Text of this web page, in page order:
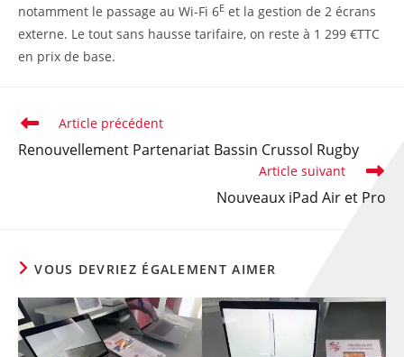
notamment le passage au Wi-Fi 6E et la gestion de 2 écrans
externe. Le tout sans hausse tarifaire, on reste à 1 299 €TTC
en prix de base.
Article précédent
Renouvellement Partenariat Bassin Crussol Rugby
Article suivant
Nouveaux iPad Air et Pro
VOUS DEVRIEZ ÉGALEMENT AIMER